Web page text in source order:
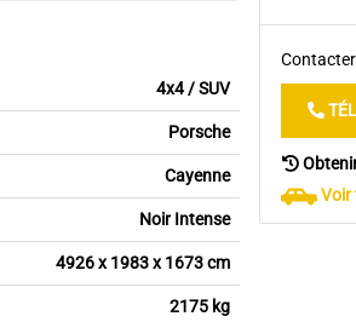
4x4 / SUV
Porsche
Cayenne
Noir Intense
4926 x 1983 x 1673 cm
2175 kg
Voir